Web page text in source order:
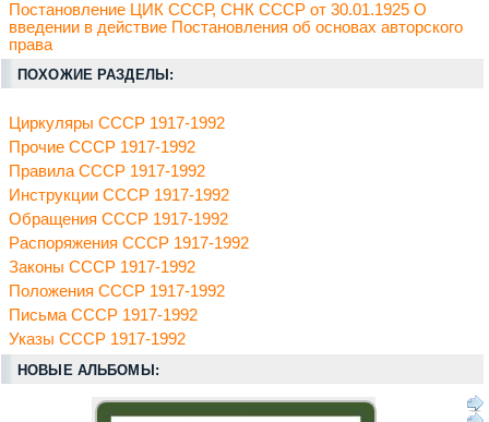
Постановление ЦИК СССР, СНК СССР от 30.01.1925 О
введении в действие Постановления об основах авторского
права
ПОХОЖИЕ РАЗДЕЛЫ:
Циркуляры СССР 1917-1992
Прочие СССР 1917-1992
Правила СССР 1917-1992
Инструкции СССР 1917-1992
Обращения СССР 1917-1992
Распоряжения СССР 1917-1992
Законы СССР 1917-1992
Положения СССР 1917-1992
Письма СССР 1917-1992
Указы СССР 1917-1992
НОВЫЕ АЛЬБОМЫ: